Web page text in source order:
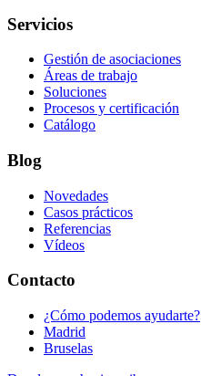
Servicios
Gestión de asociaciones
Áreas de trabajo
Soluciones
Procesos y certificación
Catálogo
Blog
Novedades
Casos prácticos
Referencias
Vídeos
Contacto
¿Cómo podemos ayudarte?
Madrid
Bruselas